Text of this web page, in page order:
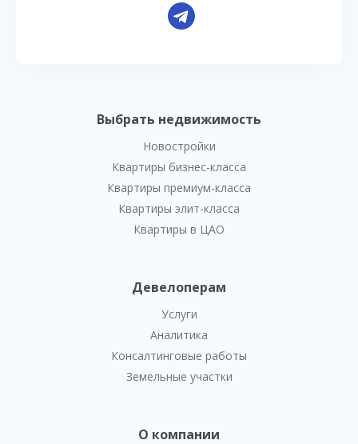
Выбрать недвижимость
Новостройки
Квартиры бизнес-класса
Квартиры премиум-класса
Квартиры элит-класса
Квартиры в ЦАО
Девелоперам
Услуги
Аналитика
Консалтинговые работы
Земельные участки
О компании